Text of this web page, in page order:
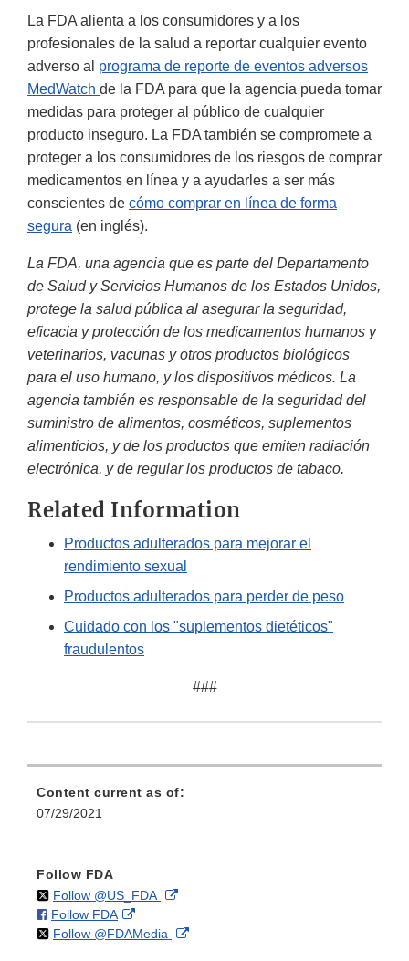
La FDA alienta a los consumidores y a los
profesionales de la salud a reportar cualquier evento
adverso al programa de reporte de eventos adversos
MedWatch de la FDA para que la agencia pueda tomar
medidas para proteger al público de cualquier
producto inseguro. La FDA también se compromete a
proteger a los consumidores de los riesgos de comprar
medicamentos en línea y a ayudarles a ser más
conscientes de cómo comprar en línea de forma
segura (en inglés).
La FDA, una agencia que es parte del Departamento
de Salud y Servicios Humanos de los Estados Unidos,
protege la salud pública al asegurar la seguridad,
eficacia y protección de los medicamentos humanos y
veterinarios, vacunas y otros productos biológicos
para el uso humano, y los dispositivos médicos. La
agencia también es responsable de la seguridad del
suministro de alimentos, cosméticos, suplementos
alimenticios, y de los productos que emiten radiación
electrónica, y de regular los productos de tabaco.
Related Information
Productos adulterados para mejorar el
rendimiento sexual
Productos adulterados para perder de peso
Cuidado con los "suplementos dietéticos"
fraudulentos
###
Content current as of:
07/29/2021
Follow FDA
Follow @US_FDAon External
Disclaimer
Follow FDAon
Facebook
External
Link
Follow @FDAMedia on External